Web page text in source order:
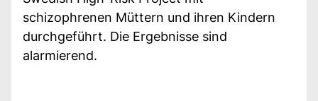
schizophrenen Müttern und ihren Kindern
durchgeführt. Die Ergebnisse sind
alarmierend.